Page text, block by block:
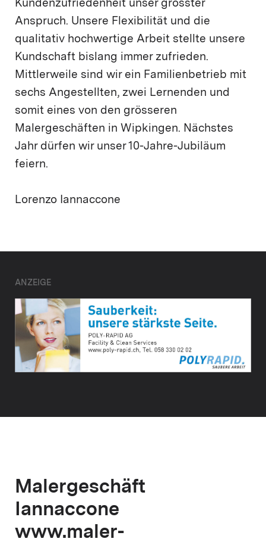
Kundenzufriedenheit unser grösster
Anspruch. Unsere Flexibilität und die
qualitativ hochwertige Arbeit stellte unsere
Kundschaft bislang immer zufrieden.
Mittlerweile sind wir ein Familienbetrieb mit
sechs Angestellten, zwei Lernenden und
somit eines von den grösseren
Malergeschäften in Wipkingen. Nächstes
Jahr dürfen wir unser 10-Jahre-Jubiläum
feiern.
Lorenzo Iannaccone
ANZEIGE
Malergeschäft
Iannaccone
www.maler-